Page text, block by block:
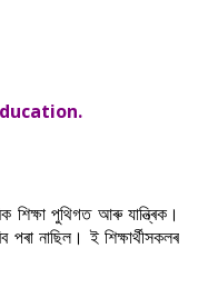
শিক্ষা পুথিগত আৰু যান্ত্ৰিক।
পৰা নাছিল। ই শিক্ষাৰ্থীসকলৰ